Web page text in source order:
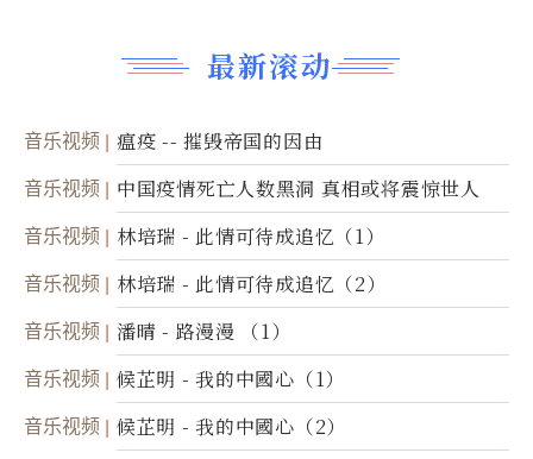
最新滚动
音乐视频 瘟疫 -- 摧毁帝国的因由
音乐视频 中国疫情死亡人数黑洞 真相或将震惊世人
音乐视频 林培瑞 - 此情可待成追忆（1）
音乐视频 林培瑞 - 此情可待成追忆（2）
音乐视频 潘晴 - 路漫漫 （1）
音乐视频 候芷明 - 我的中國心（1）
音乐视频 候芷明 - 我的中國心（2）